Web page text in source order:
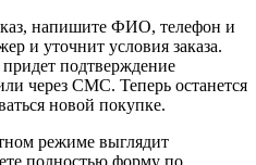
напишите ФИО, телефон и
и уточнит условия заказа.
придет подтверждение
через СМС. Теперь останется
новой покупке.
режиме выглядит
полностью форму по